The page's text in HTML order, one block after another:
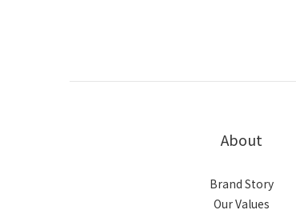
About
Brand Story
Our Values